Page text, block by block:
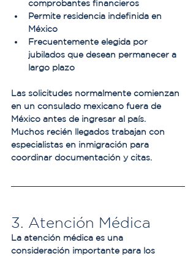
comprobantes financieros
Permite residencia indefinida en
México
Frecuentemente elegida por
jubilados que desean permanecer a
largo plazo
Las solicitudes normalmente comienzan
en un consulado mexicano fuera de
México antes de ingresar al país.
Muchos recién llegados trabajan con
especialistas en inmigración para
coordinar documentación y citas.
3. Atención Médica
La atención médica es una
consideración importante para los